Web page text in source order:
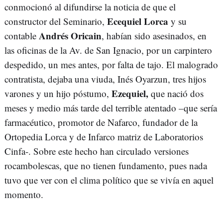
conmocionó al difundirse la noticia de que el
constructor del Seminario, Ecequiel Lorca y su
contable Andrés Oricain, habían sido asesinados, en
las oficinas de la Av. de San Ignacio, por un carpintero
despedido, un mes antes, por falta de tajo. El malogrado
contratista, dejaba una viuda, Inés Oyarzun, tres hijos
varones y un hijo póstumo, Ezequiel, que nació dos
meses y medio más tarde del terrible atentado –que sería
farmacéutico, promotor de Nafarco, fundador de la
Ortopedia Lorca y de Infarco matriz de Laboratorios
Cinfa-. Sobre este hecho han circulado versiones
rocambolescas, que no tienen fundamento, pues nada
tuvo que ver con el clima político que se vivía en aquel
momento.